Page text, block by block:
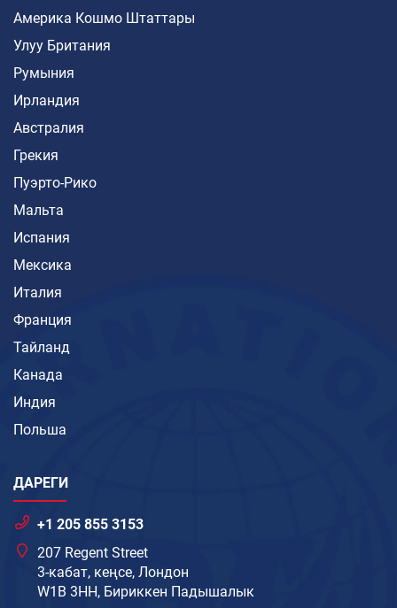
Америка Кошмо Штаттары
Улуу Британия
Румыния
Ирландия
Австралия
Грекия
Пуэрто-Рико
Мальта
Испания
Мексика
Италия
Франция
Тайланд
Канада
Индия
Польша
ДАРЕГИ
+1 205 855 3153
207 Regent Street
3-кабат, кеңсе, Лондон
W1B 3HH, Бириккен Падышалык